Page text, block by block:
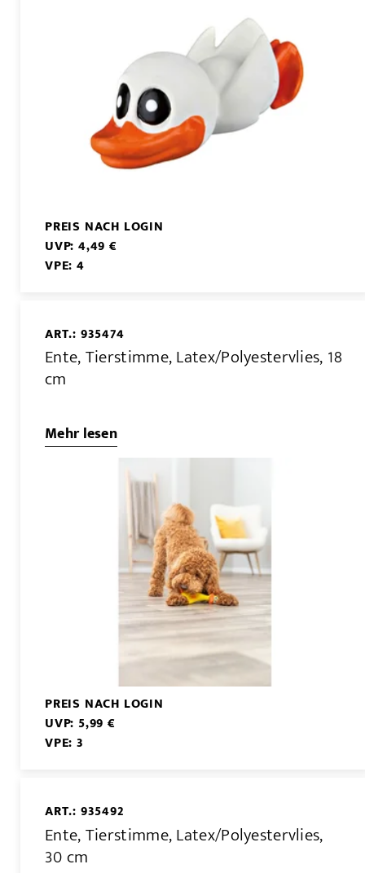
PREIS NACH LOGIN
UVP: 4,49 €
VPE: 4
ART.: 935474
Ente, Tierstimme, Latex/Polyestervlies, 18
cm
Mehr lesen
PREIS NACH LOGIN
UVP: 5,99 €
VPE: 3
ART.: 935492
Ente, Tierstimme, Latex/Polyestervlies,
30 cm